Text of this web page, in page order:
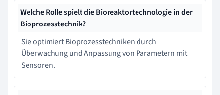
Welche Rolle spielt die Bioreaktortechnologie in der
Bioprozesstechnik?
Sie optimiert Bioprozesstechniken durch
Überwachung und Anpassung von Parametern mit
Sensoren.